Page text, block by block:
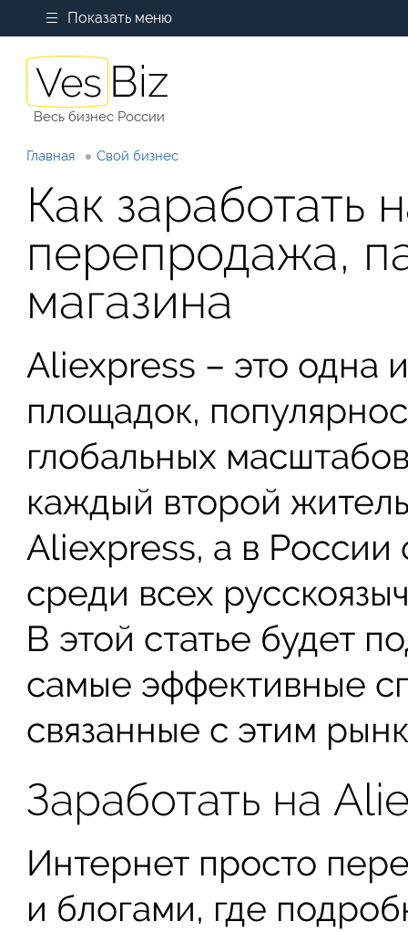
Показать меню
Весь бизнес России
Главная Свой бизнес
Как заработать
перепродажа,
магазина
Aliexpress – это одна
площадок,
глобальных
каждый второй
Aliexpress, а в России
среди всех
В этой статье будет
самые эффективные
связанные с этим
Заработать на
Интернет просто
и блогами, где